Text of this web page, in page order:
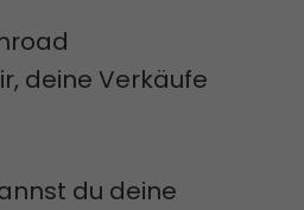
deine Verkäufe
du deine